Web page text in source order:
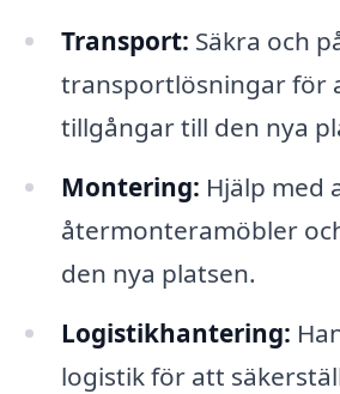
Transport: Säkra och
transportlösningar för
tillgångar till den nya
Montering: Hjälp med
återmonteramöbler
den nya platsen.
Logistikhantering:
logistik för att